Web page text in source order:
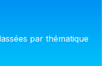
par thématique